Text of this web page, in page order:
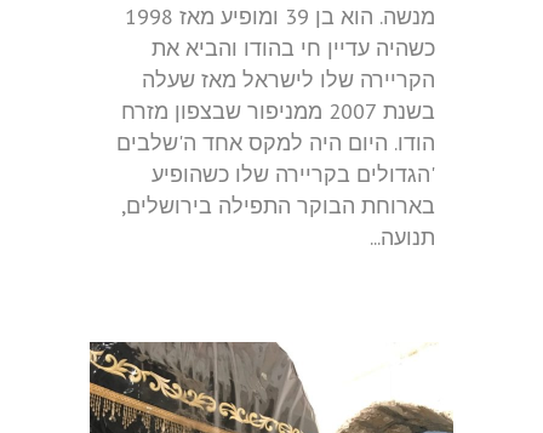
מנשה. הוא בן 39 ומופיע מאז 1998
כשהיה עדיין חי בהודו והביא את
הקריירה שלו לישראל מאז שעלה
בשנת 2007 ממניפור שבצפון מזרח
הודו. היום היה למקס אחד ה'שלבים
'הגדולים בקריירה שלו כשהופיע
בארוחת הבוקר התפילה בירושלים,
תנועה...